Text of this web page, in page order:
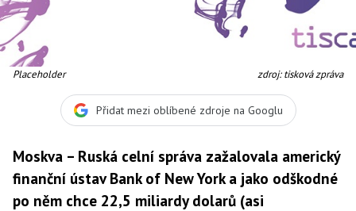
Placeholder zdroj: tisková zpráva
Přidat mezi oblíbené zdroje na Googlu
Moskva – Ruská celní správa zažalovala americký
finanční ústav Bank of New York a jako odškodné
po něm chce 22,5 miliardy dolarů (asi